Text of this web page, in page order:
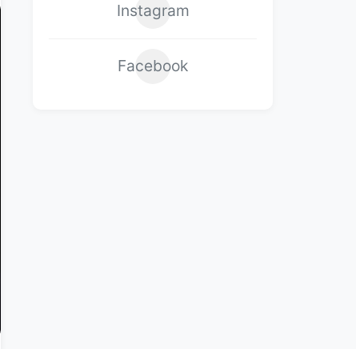
Instagram
Facebook